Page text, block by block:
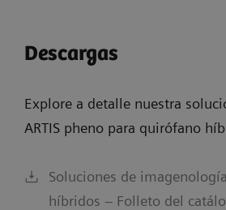
Descargas
Explore a detalle nuestra
ARTIS pheno para quirófano
Soluciones de
híbridos – Folleto del